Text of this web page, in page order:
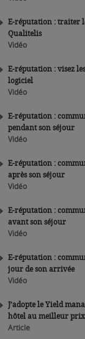
E-réputation : traiter
Qualitelis
Vidéo
E-réputation : visez
logiciel
Vidéo
E-réputation :
pendant son séjour
Vidéo
E-réputation :
après son séjour
Vidéo
E-réputation :
avant son séjour
Vidéo
E-réputation :
jour de son arrivée
Vidéo
J’adopte le Yield
hôtel au meilleur prix
Article